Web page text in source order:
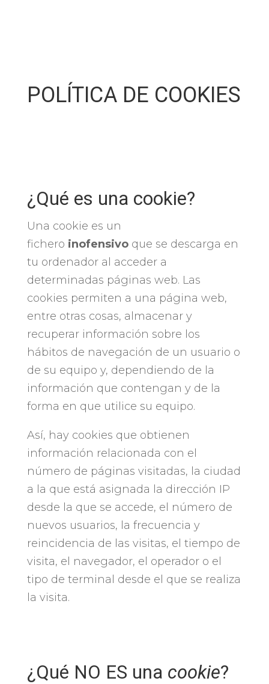
POLÍTICA DE COOKIES
¿Qué es una cookie?
Una cookie es un
fichero inofensivoque se descarga en
tu ordenador al acceder a
determinadas páginas web. Las
cookies permiten a una página web,
entre otras cosas, almacenar y
recuperar información sobre los
hábitos de navegación de un usuario o
de su equipo y, dependiendo de la
información que contengan y de la
forma en que utilice su equipo.
Así, hay cookies que obtienen
información relacionada con el
número de páginas visitadas, la ciudad
a la que está asignada la dirección IP
desde la que se accede, el número de
nuevos usuarios, la frecuencia y
reincidencia de las visitas, el tiempo de
visita, el navegador, el operador o el
tipo de terminal desde el que se realiza
la visita.
¿Qué NO ES una cookie?